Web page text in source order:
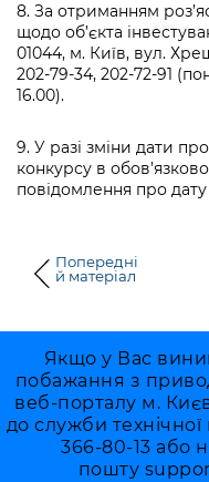
8. За отриманням
щодо об’єкта
01044, м. Київ, вул.
202-79-34, 202-72-91
16.00).
9. У разі зміни дати
конкурсу в
повідомлення про
Попередні
й матеріал
Якщо у Вас
побажання з
веб-порталу м.
до служби
366-80-13 або
пошту